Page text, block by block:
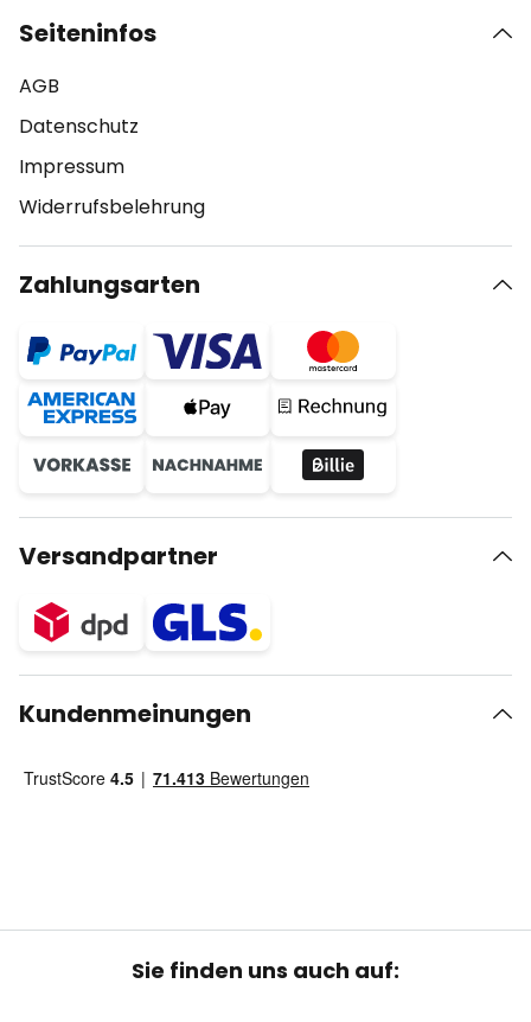
Seiteninfos
AGB
Datenschutz
Impressum
Widerrufsbelehrung
Zahlungsarten
Versandpartner
Kundenmeinungen
Sie finden uns auch auf: